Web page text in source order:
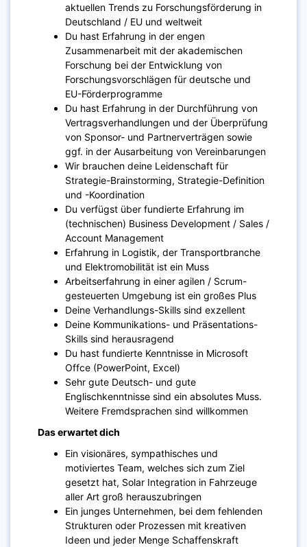
aktuellen Trends zu Forschungsförderung in
Deutschland / EU und weltweit
Du hast Erfahrung in der engen
Zusammenarbeit mit der akademischen
Forschung bei der Entwicklung von
Forschungsvorschlägen für deutsche und
EU-Förderprogramme
Du hast Erfahrung in der Durchführung von
Vertragsverhandlungen und der Überprüfung
von Sponsor- und Partnerverträgen sowie
ggf. in der Ausarbeitung von Vereinbarungen
Wir brauchen deine Leidenschaft für
Strategie-Brainstorming, Strategie-Definition
und -Koordination
Du verfügst über fundierte Erfahrung im
(technischen) Business Development / Sales /
Account Management
Erfahrung in Logistik, der Transportbranche
und Elektromobilität ist ein Muss
Arbeitserfahrung in einer agilen / Scrum-
gesteuerten Umgebung ist ein großes Plus
Deine Verhandlungs-Skills sind exzellent
Deine Kommunikations- und Präsentations-
Skills sind herausragend
Du hast fundierte Kenntnisse in Microsoft
Offce (PowerPoint, Excel)
Sehr gute Deutsch- und gute
Englischkenntnisse sind ein absolutes Muss.
Weitere Fremdsprachen sind willkommen
Das erwartet dich
Ein visionäres, sympathisches und
motiviertes Team, welches sich zum Ziel
gesetzt hat, Solar Integration in Fahrzeuge
aller Art groß herauszubringen
Ein junges Unternehmen, bei dem fehlenden
Strukturen oder Prozessen mit kreativen
Ideen und jeder Menge Schaffenskraft